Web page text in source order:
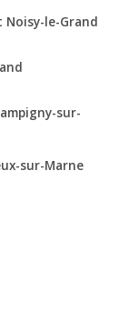
le-Grand
sur-
sur-Marne